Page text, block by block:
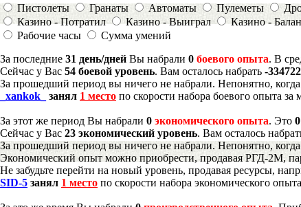
Пистолеты
Гранаты Автоматы Пулеметы
Казино - Потратил
Казино - Выиграл
Казино -
Рабочие часы
Сумма умений
За последние 31 день/дней Вы набрали 0 боевого опыта. В
Сейчас у Вас 54 боевой уровень. Вам осталось набрать -
За прошедший период вы ничего не набрали. Непонятно,
_xankok_
занял 1 место по скорости набора боевого опыта за
За этот же период Вы набрали 0 экономического опыта. Это
Сейчас у Вас 23 экономический уровень. Вам осталось
За прошедший период вы ничего не набрали. Непонятно,
Экономический опыт можно приобрести, продавая РГД-2М,
Не забудьте перейти на новый уровень, продавая ресурсы,
SID-5 занял 1 место по скорости набора экономического